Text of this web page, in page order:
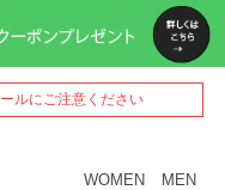
ルにご注意ください
WOMEN MEN
ペー
ジト
ップ
へ